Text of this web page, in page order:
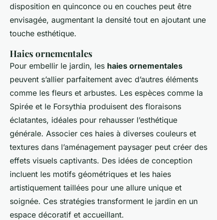
disposition en quinconce ou en couches peut être
envisagée, augmentant la densité tout en ajoutant une
touche esthétique.
Haies ornementales
Pour embellir le jardin, les haies ornementales
peuvent s’allier parfaitement avec d’autres éléments
comme les fleurs et arbustes. Les espèces comme la
Spirée et le Forsythia produisent des floraisons
éclatantes, idéales pour rehausser l’esthétique
générale. Associer ces haies à diverses couleurs et
textures dans l’aménagement paysager peut créer des
effets visuels captivants. Des idées de conception
incluent les motifs géométriques et les haies
artistiquement taillées pour une allure unique et
soignée. Ces stratégies transforment le jardin en un
espace décoratif et accueillant.